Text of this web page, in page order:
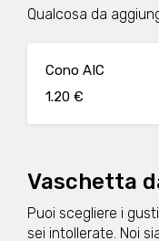
Qualcosa da
Cono AIC
1.20 €
Vaschetta
Puoi scegliere i
sei intollerate. Noi